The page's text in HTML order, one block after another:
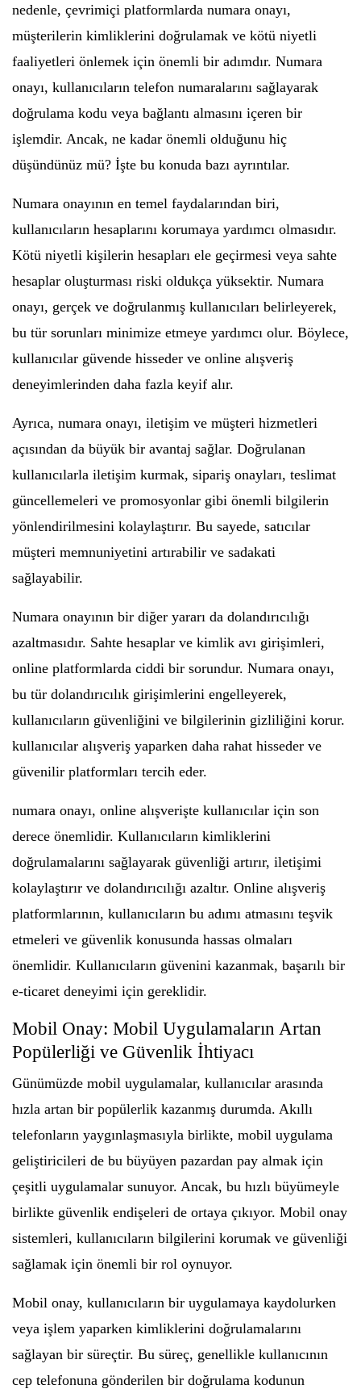
nedenle, çevrimiçi platformlarda numara onayı,
müşterilerin kimliklerini doğrulamak ve kötü niyetli
faaliyetleri önlemek için önemli bir adımdır. Numara
onayı, kullanıcıların telefon numaralarını sağlayarak
doğrulama kodu veya bağlantı almasını içeren bir
işlemdir. Ancak, ne kadar önemli olduğunu hiç
düşündünüz mü? İşte bu konuda bazı ayrıntılar.
Numara onayının en temel faydalarından biri,
kullanıcıların hesaplarını korumaya yardımcı olmasıdır.
Kötü niyetli kişilerin hesapları ele geçirmesi veya sahte
hesaplar oluşturması riski oldukça yüksektir. Numara
onayı, gerçek ve doğrulanmış kullanıcıları belirleyerek,
bu tür sorunları minimize etmeye yardımcı olur. Böylece,
kullanıcılar güvende hisseder ve online alışveriş
deneyimlerinden daha fazla keyif alır.
Ayrıca, numara onayı, iletişim ve müşteri hizmetleri
açısından da büyük bir avantaj sağlar. Doğrulanan
kullanıcılarla iletişim kurmak, sipariş onayları, teslimat
güncellemeleri ve promosyonlar gibi önemli bilgilerin
yönlendirilmesini kolaylaştırır. Bu sayede, satıcılar
müşteri memnuniyetini artırabilir ve sadakati
sağlayabilir.
Numara onayının bir diğer yararı da dolandırıcılığı
azaltmasıdır. Sahte hesaplar ve kimlik avı girişimleri,
online platformlarda ciddi bir sorundur. Numara onayı,
bu tür dolandırıcılık girişimlerini engelleyerek,
kullanıcıların güvenliğini ve bilgilerinin gizliliğini korur.
kullanıcılar alışveriş yaparken daha rahat hisseder ve
güvenilir platformları tercih eder.
numara onayı, online alışverişte kullanıcılar için son
derece önemlidir. Kullanıcıların kimliklerini
doğrulamalarını sağlayarak güvenliği artırır, iletişimi
kolaylaştırır ve dolandırıcılığı azaltır. Online alışveriş
platformlarının, kullanıcıların bu adımı atmasını teşvik
etmeleri ve güvenlik konusunda hassas olmaları
önemlidir. Kullanıcıların güvenini kazanmak, başarılı bir
e-ticaret deneyimi için gereklidir.
Mobil Onay: Mobil Uygulamaların Artan
Popülerliği ve Güvenlik İhtiyacı
Günümüzde mobil uygulamalar, kullanıcılar arasında
hızla artan bir popülerlik kazanmış durumda. Akıllı
telefonların yaygınlaşmasıyla birlikte, mobil uygulama
geliştiricileri de bu büyüyen pazardan pay almak için
çeşitli uygulamalar sunuyor. Ancak, bu hızlı büyümeyle
birlikte güvenlik endişeleri de ortaya çıkıyor. Mobil onay
sistemleri, kullanıcıların bilgilerini korumak ve güvenliği
sağlamak için önemli bir rol oynuyor.
Mobil onay, kullanıcıların bir uygulamaya kaydolurken
veya işlem yaparken kimliklerini doğrulamalarını
sağlayan bir süreçtir. Bu süreç, genellikle kullanıcının
cep telefonuna gönderilen bir doğrulama kodunun